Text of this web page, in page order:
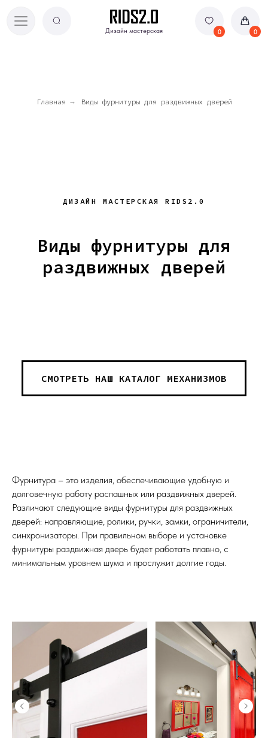
Дизайн мастерская 0
Дизайн мастерская
Главная → Виды фурнитуры для раздвижных дверей
ДИЗАЙН МАСТЕРСКАЯ RIDS2.0
Виды фурнитуры для
раздвижных дверей
СМОТРЕТЬ НАШ КАТАЛОГ МЕХАНИЗМОВ
Фурнитура – это изделия, обеспечивающие удобную и
долговечную работу распашных или раздвижных дверей.
Различают следующие виды фурнитуры для раздвижных
дверей: направляющие, ролики, ручки, замки, ограничители,
синхронизаторы. При правильном выборе и установке
фурнитуры раздвижная дверь будет работать плавно, с
минимальным уровнем шума и прослужит долгие годы.